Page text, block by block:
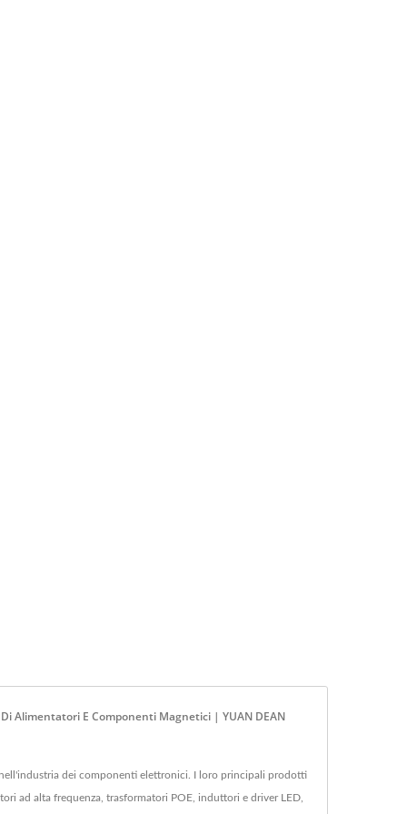
Alimentatori E Componenti Magnetici | YUAN DEAN
dei componenti elettronici. I loro principali prodotti
ad alta frequenza, trasformatori POE, induttori e driver LED,